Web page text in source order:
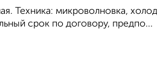
Техника: микроволновка,
срок по договору, предпо...